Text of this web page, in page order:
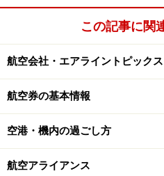
この記事に関
航空会社・エアライントピックス
航空券の基本情報
空港・機内の過ごし方
航空アライアンス